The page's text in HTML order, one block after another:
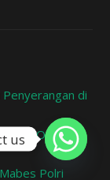
Penyerangan di
Operasi
Polri
us